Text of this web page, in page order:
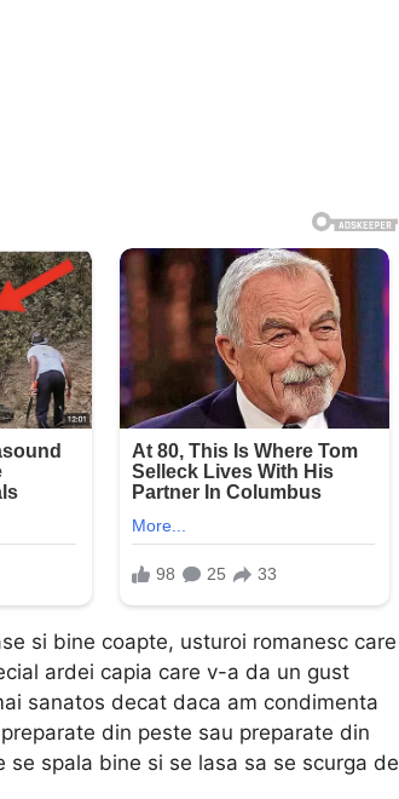
si bine coapte, usturoi romanesc care
ardei capia care v-a da un gust
sanatos decat daca am condimenta
din peste sau preparate din
spala bine si se lasa sa se scurga de